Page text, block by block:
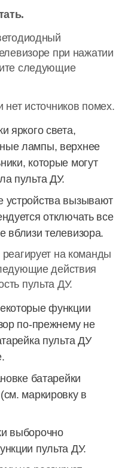
при нажатии
следующие
нет источников помех.
яркого света,
лампы, верхнее
которые могут
пульта ДУ.
устройства вызывают
отключать все
вблизи телевизора.
на команды
действия
пульта ДУ.
функции
по-прежнему не
пульта ДУ
батарейки
маркировку в
выборочно
пульта ДУ.